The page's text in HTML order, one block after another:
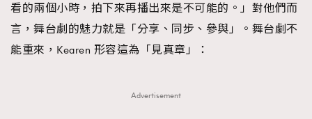
看的兩個小時，拍下來再播出來是不可能的。」對他們而
言，舞台劇的魅力就是「分享、同步、參與」。舞台劇不
能重來，Kearen 形容這為「見真章」：
Advertisement